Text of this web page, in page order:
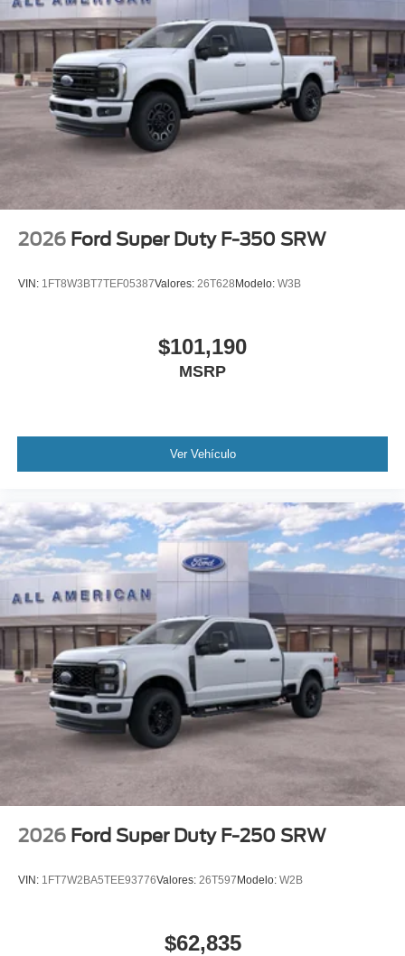
2026 Ford Super Duty F-350 SRW
VIN: 1FT8W3BT7TEF05387Valores: 26T628 Modelo: W3B
$101,190
MSRP
Ver Vehículo
2026 Ford Super Duty F-250 SRW
VIN: 1FT7W2BA5TEE93776Valores: 26T597 Modelo: W2B
$62,835